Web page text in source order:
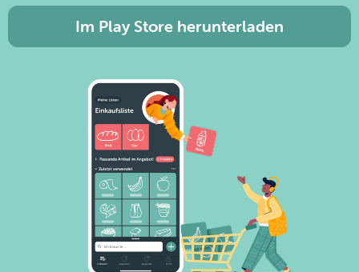
Im Play Store herunterladen